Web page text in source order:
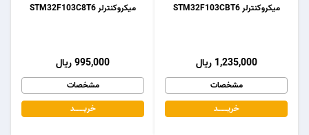
میکروکنترلر STM32F103C8T6
995,000 ریال
مشخصات
خریـــــــد
میکروکنترلر STM32F103CBT6
1,235,000 ریال
مشخصات
خریـــــــد